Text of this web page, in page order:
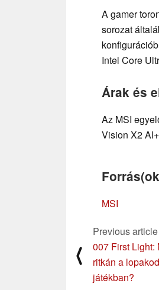
A gamer
sorozat
Intel Core
Árak és
Az MSI
Vision X2
MSI
⟨
Previous article
007 First Light:
ritkán a
játékban?